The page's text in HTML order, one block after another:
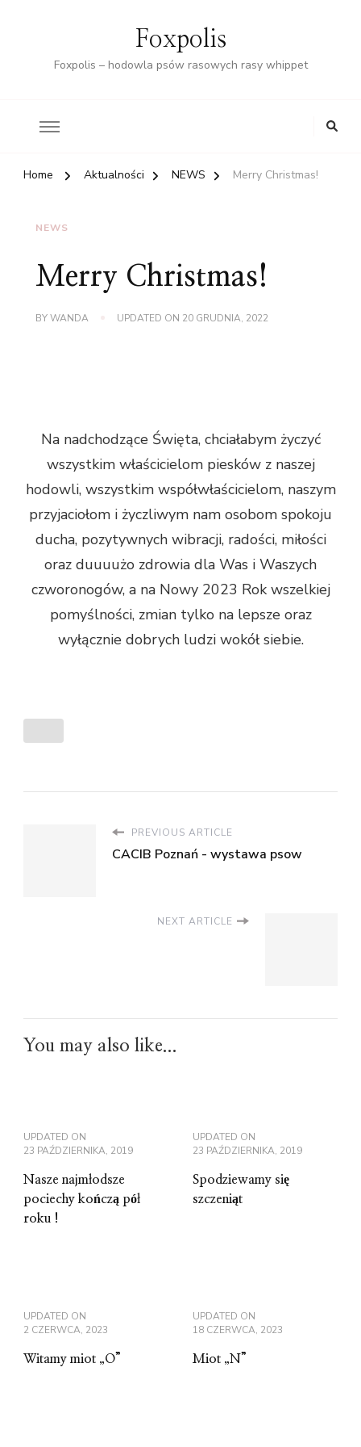
Foxpolis
Foxpolis – hodowla psów rasowych rasy whippet
Home Aktualności NEWS Merry Christmas!
NEWS
Merry Christmas!
BYWANDA UPDATED ON 20 GRUDNIA, 2022
Na nadchodzące Święta, chciałabym życzyć
wszystkim właścicielom piesków z naszej
hodowli, wszystkim współwłaścicielom, naszym
przyjaciołom i życzliwym nam osobom spokoju
ducha, pozytywnych wibracji, radości, miłości
oraz duuuużo zdrowia dla Was i Waszych
czworonogów, a na Nowy 2023 Rok wszelkiej
pomyślności, zmian tylko na lepsze oraz
wyłącznie dobrych ludzi wokół siebie.
PREVIOUS ARTICLE
CACIB Poznań - wystawa psow
NEXT ARTICLE
You may also like...
UPDATED ON
23 PAŹDZIERNIKA, 2019
Nasze najmłodsze
pociechy kończą pół
roku !
UPDATED ON
23 PAŹDZIERNIKA, 2019
Spodziewamy się
szczeniąt
UPDATED ON
2 CZERWCA, 2023
Witamy miot „O”
UPDATED ON
18 CZERWCA, 2023
Miot „N”